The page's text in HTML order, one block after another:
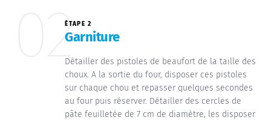
02ÉTAPE 2
Garniture
Détailler des pistoles de beaufort de la taille des
choux. A la sortie du four, disposer ces pistoles
sur chaque chou et repasser quelques secondes
au four puis réserver. Détailler des cercles de
pâte feuilletée de 7 cm de diamètre, les disposer